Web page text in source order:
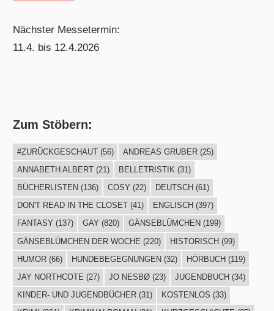
Nächster Messetermin:
11.4. bis 12.4.2026
Zum Stöbern:
#ZURÜCKGESCHAUT(56) ANDREAS GRUBER(25)
ANNABETH ALBERT(21) BELLETRISTIK (31)
BÜCHERLISTEN (136) COSY (22) DEUTSCH (61)
DON'T READ IN THE CLOSET(41) ENGLISCH (397)
FANTASY (137) GAY (820) GÄNSEBLÜMCHEN (199)
GÄNSEBLÜMCHEN DER WOCHE (220) HISTORISCH(99)
HUMOR(66) HUNDEBEGEGNUNGEN (32) HÖRBUCH (119)
JAY NORTHCOTE (27) JO NESBØ(23) JUGENDBUCH (34)
KINDER- UND JUGENDBÜCHER(31) KOSTENLOS (33)